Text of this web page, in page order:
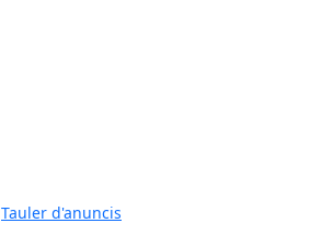
Tauler d'anuncis